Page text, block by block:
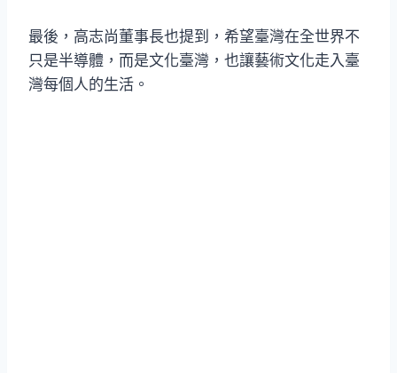
最後，高志尚董事長也提到，希望臺灣在全世界不
只是半導體，而是文化臺灣，也讓藝術文化走入臺
灣每個人的生活。